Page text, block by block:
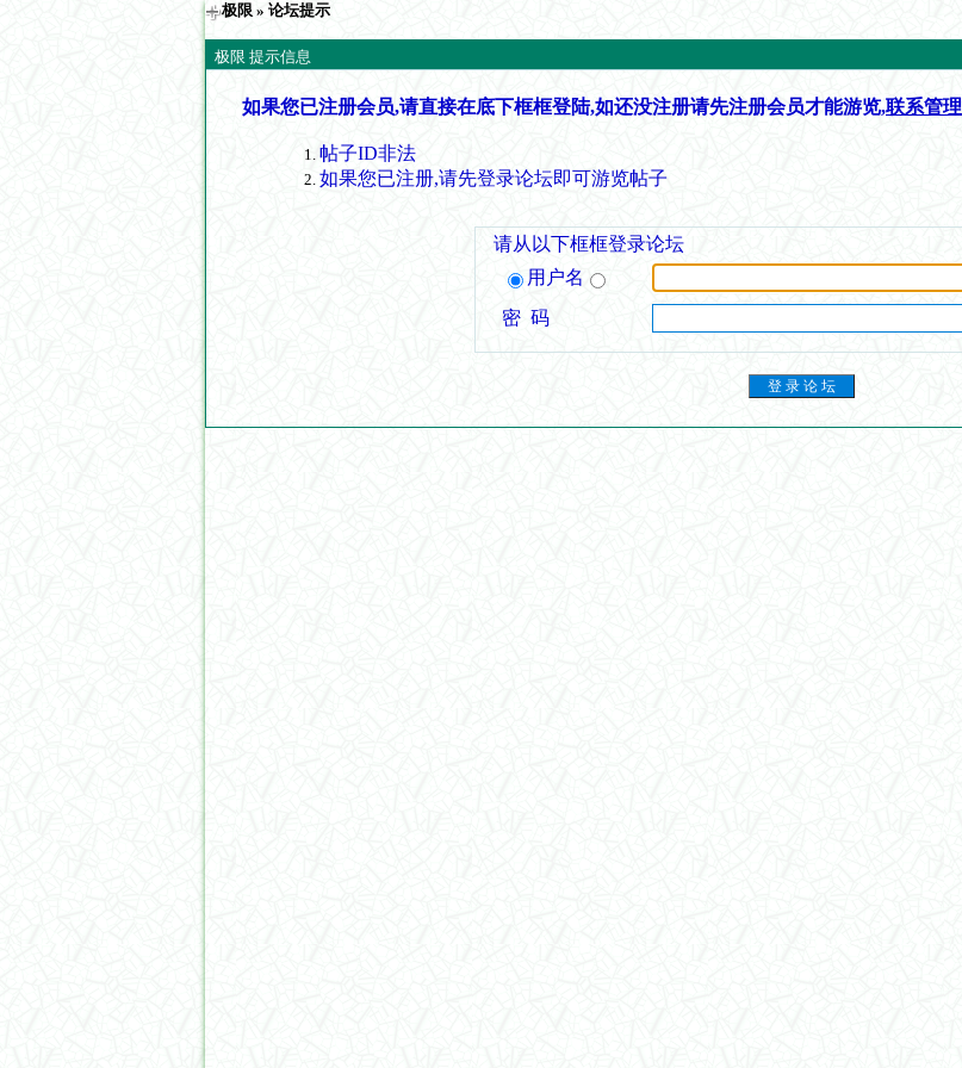
极限 » 论坛提示
极限 提示信息
如果您已注册会员,请直接在底下框框登陆,如还没注册请先注册会员才能游览,联系管理
帖子ID非法
如果您已注册,请先登录论坛即可游览帖子
请从以下框框登录论坛
用户名
密 码